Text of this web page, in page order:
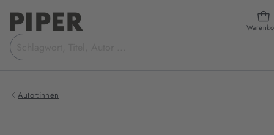
Suchbegriff
eingeben
Autor:innen